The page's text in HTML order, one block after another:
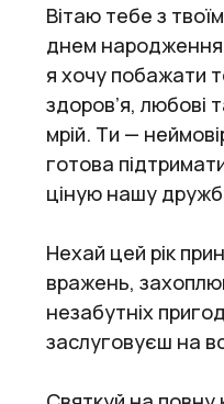
Вітаю тебе з
днем народження!
я хочу побажати
здоров’я, любові
мрій. Ти —
готова
ціную нашу
Нехай цей рік
вражень,
незабутніх
заслуговуєш на